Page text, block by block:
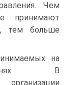
Чем
принимают
тем больше
на
В